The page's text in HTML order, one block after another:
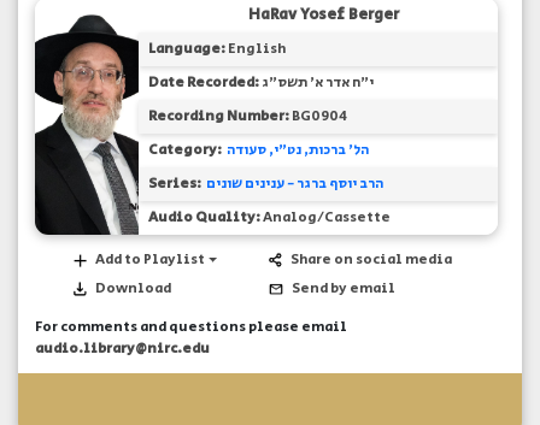
HaRav Yosef Berger
Language:English
Date Recorded:י"ח אדר א' תשס"ג
Recording Number:BG0904
Category: הל' ברכות, נט"י, סעודה
Series: הרב יוסף ברגר - ענינים שונים
Audio Quality:Analog/Cassette
Add to Playlist
Download
Share on social media
Send by email
For comments and questions please email
audio.library@nirc.edu